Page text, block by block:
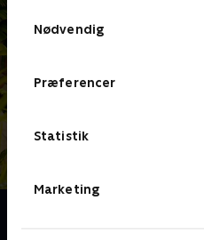
Nødvendig
Præferencer
Statistik
Marketing